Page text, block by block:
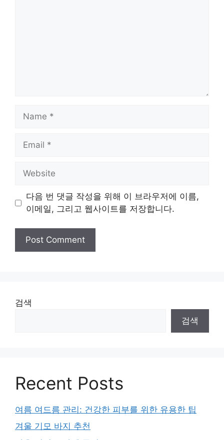
Name
Email
Website
다음 번 댓글 작성을 위해 이 브라우저에 이름,
이메일, 그리고 웹사이트를 저장합니다.
검색
검색
Recent Posts
여름 여드름 관리: 건강한 피부를 위한 유용한 팁
겨울 기모 바지 추천